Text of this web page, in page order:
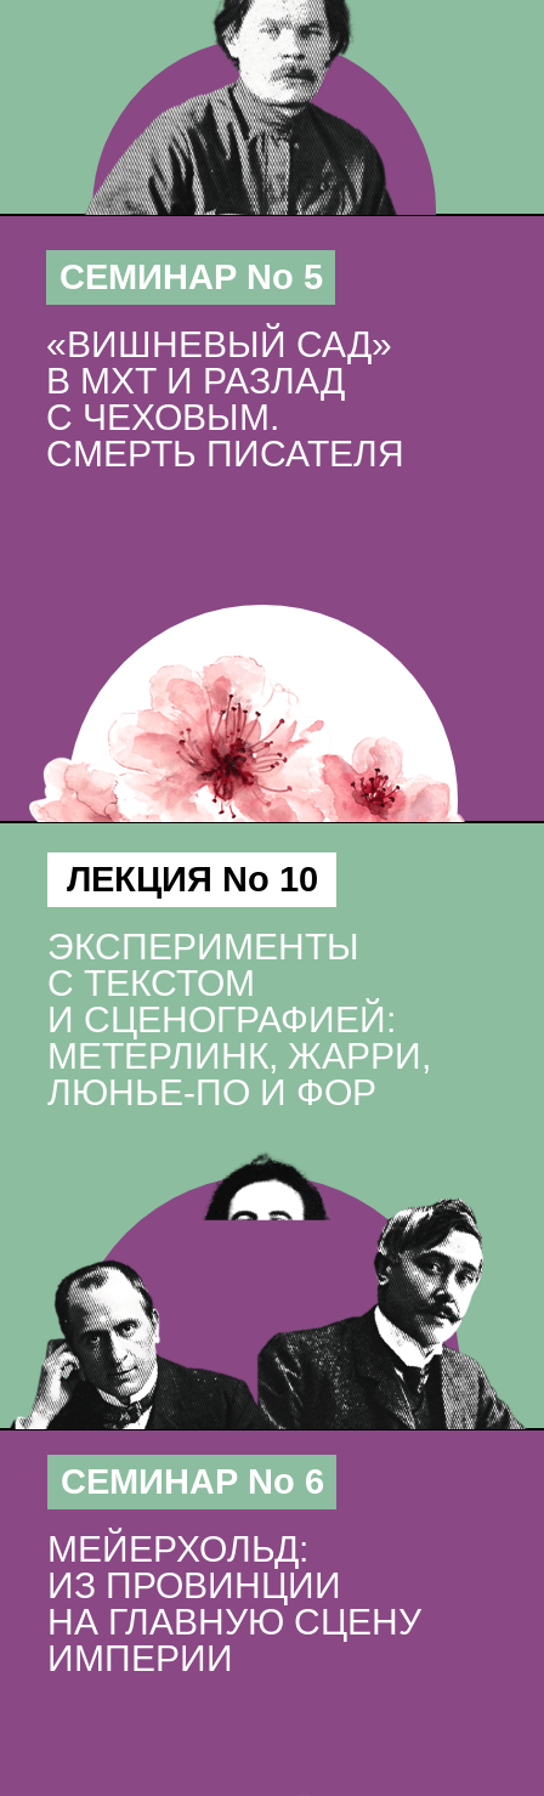
«ВИШНЕВЫЙ САД»
В МХТ И РАЗЛАД
С ЧЕХОВЫМ.
СМЕРТЬ ПИСАТЕЛЯ
СЕМИНАР No 5
ЭКСПЕРИМЕНТЫ
С ТЕКСТОМ
И СЦЕНОГРАФИЕЙ:
МЕТЕРЛИНК, ЖАРРИ,
ЛЮНЬЕ-ПО И ФОР
ЛЕКЦИЯ No 10
МЕЙЕРХОЛЬД:
ИЗ ПРОВИНЦИИ
НА ГЛАВНУЮ СЦЕНУ
ИМПЕРИИ
СЕМИНАР No 6